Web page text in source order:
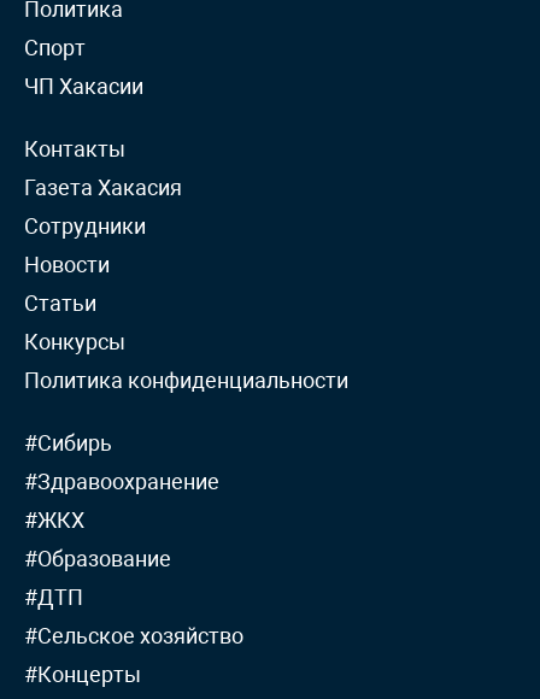
Политика
Спорт
ЧП Хакасии
Контакты
Газета Хакасия
Сотрудники
Новости
Статьи
Конкурсы
Политика конфиденциальности
#Сибирь
#Здравоохранение
#ЖКХ
#Образование
#ДТП
#Сельское хозяйство
#Концерты